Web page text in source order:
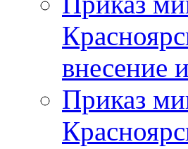
внесение
Приказ